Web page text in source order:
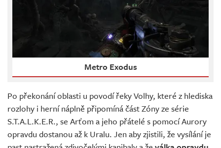
Metro Exodus
Po překonání oblasti u povodí řeky Volhy, které z hlediska
rozlohy i herní náplně připomíná část Zóny ze série
S.T.A.L.K.E.R., se Arťom a jeho přátelé s pomocí Aurory
opravdu dostanou až k Uralu. Jen aby zjistili, že vysílání je